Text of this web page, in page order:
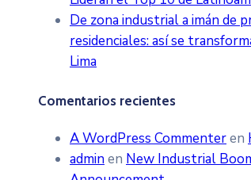
De zona industrial a imán de
residenciales: así se
Lima
Comentarios recientes
A WordPress Commenteren
adminen New Industrial